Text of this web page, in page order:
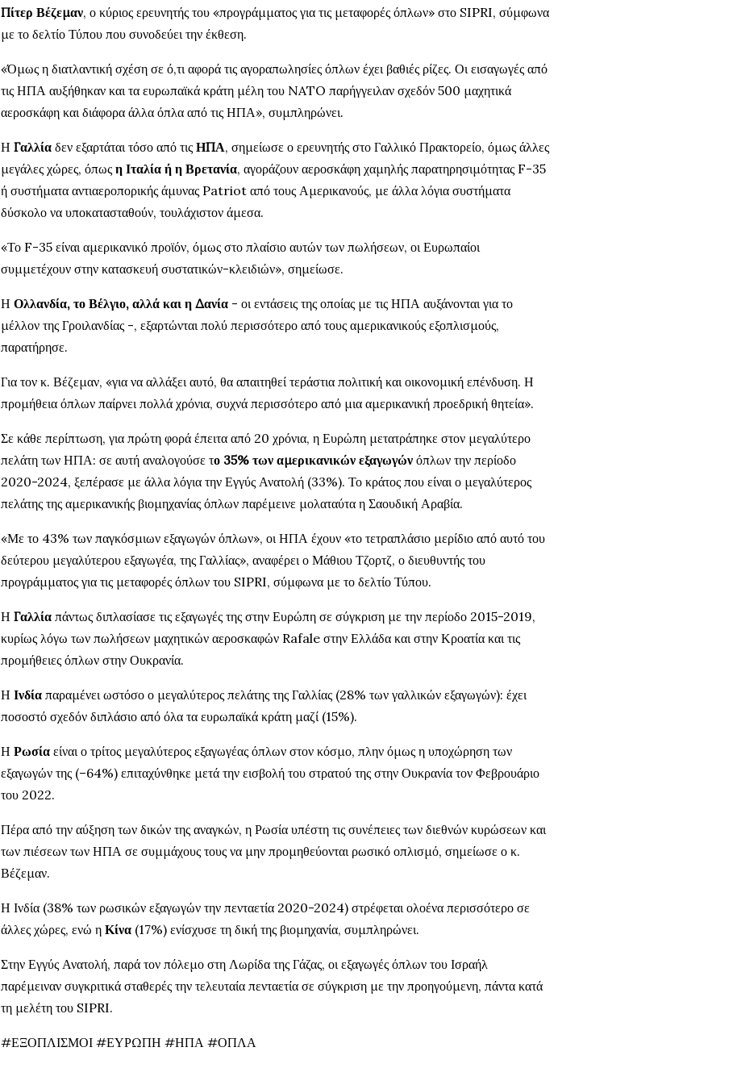
Πίτερ Βέζεμαν, ο κύριος ερευνητής του «προγράμματος για τις μεταφορές όπλων» στο SIPRI, σύμφωνα
με το δελτίο Τύπου που συνοδεύει την έκθεση.
«Όμως η διατλαντική σχέση σε ό,τι αφορά τις αγοραπωλησίες όπλων έχει βαθιές ρίζες. Οι εισαγωγές από
τις ΗΠΑ αυξήθηκαν και τα ευρωπαϊκά κράτη μέλη του NATO παρήγγειλαν σχεδόν 500 μαχητικά
αεροσκάφη και διάφορα άλλα όπλα από τις ΗΠΑ», συμπληρώνει.
Η Γαλλία δεν εξαρτάται τόσο από τις ΗΠΑ, σημείωσε ο ερευνητής στο Γαλλικό Πρακτορείο, όμως άλλες
μεγάλες χώρες, όπως η Ιταλία ή η Βρετανία, αγοράζουν αεροσκάφη χαμηλής παρατηρησιμότητας F-35
ή συστήματα αντιαεροπορικής άμυνας Patriot από τους Αμερικανούς, με άλλα λόγια συστήματα
δύσκολο να υποκατασταθούν, τουλάχιστον άμεσα.
«Το F-35 είναι αμερικανικό προϊόν, όμως στο πλαίσιο αυτών των πωλήσεων, οι Ευρωπαίοι
συμμετέχουν στην κατασκευή συστατικών-κλειδιών», σημείωσε.
Η Ολλανδία, το Βέλγιο, αλλά και η Δανία - οι εντάσεις της οποίας με τις ΗΠΑ αυξάνονται για το
μέλλον της Γροιλανδίας -, εξαρτώνται πολύ περισσότερο από τους αμερικανικούς εξοπλισμούς,
παρατήρησε.
Για τον κ. Βέζεμαν, «για να αλλάξει αυτό, θα απαιτηθεί τεράστια πολιτική και οικονομική επένδυση. Η
προμήθεια όπλων παίρνει πολλά χρόνια, συχνά περισσότερο από μια αμερικανική προεδρική θητεία».
Σε κάθε περίπτωση, για πρώτη φορά έπειτα από 20 χρόνια, η Ευρώπη μετατράπηκε στον μεγαλύτερο
πελάτη των ΗΠΑ: σε αυτή αναλογούσε το 35% των αμερικανικών εξαγωγών όπλων την περίοδο
2020-2024, ξεπέρασε με άλλα λόγια την Εγγύς Ανατολή (33%). Το κράτος που είναι ο μεγαλύτερος
πελάτης της αμερικανικής βιομηχανίας όπλων παρέμεινε μολαταύτα η Σαουδική Αραβία.
«Με το 43% των παγκόσμιων εξαγωγών όπλων», οι ΗΠΑ έχουν «το τετραπλάσιο μερίδιο από αυτό του
δεύτερου μεγαλύτερου εξαγωγέα, της Γαλλίας», αναφέρει ο Μάθιου Τζορτζ, ο διευθυντής του
προγράμματος για τις μεταφορές όπλων του SIPRI, σύμφωνα με το δελτίο Τύπου.
Η Γαλλία πάντως διπλασίασε τις εξαγωγές της στην Ευρώπη σε σύγκριση με την περίοδο 2015-2019,
κυρίως λόγω των πωλήσεων μαχητικών αεροσκαφών Rafale στην Ελλάδα και στην Κροατία και τις
προμήθειες όπλων στην Ουκρανία.
Η Ινδία παραμένει ωστόσο ο μεγαλύτερος πελάτης της Γαλλίας (28% των γαλλικών εξαγωγών): έχει
ποσοστό σχεδόν διπλάσιο από όλα τα ευρωπαϊκά κράτη μαζί (15%).
Η Ρωσία είναι ο τρίτος μεγαλύτερος εξαγωγέας όπλων στον κόσμο, πλην όμως η υποχώρηση των
εξαγωγών της (–64%) επιταχύνθηκε μετά την εισβολή του στρατού της στην Ουκρανία τον Φεβρουάριο
του 2022.
Πέρα από την αύξηση των δικών της αναγκών, η Ρωσία υπέστη τις συνέπειες των διεθνών κυρώσεων και
των πιέσεων των ΗΠΑ σε συμμάχους τους να μην προμηθεύονται ρωσικό οπλισμό, σημείωσε ο κ.
Βέζεμαν.
Η Ινδία (38% των ρωσικών εξαγωγών την πενταετία 2020-2024) στρέφεται ολοένα περισσότερο σε
άλλες χώρες, ενώ η Κίνα (17%) ενίσχυσε τη δική της βιομηχανία, συμπληρώνει.
Στην Εγγύς Ανατολή, παρά τον πόλεμο στη Λωρίδα της Γάζας, οι εξαγωγές όπλων του Ισραήλ
παρέμειναν συγκριτικά σταθερές την τελευταία πενταετία σε σύγκριση με την προηγούμενη, πάντα κατά
τη μελέτη του SIPRI.
#ΕΞΟΠΛΙΣΜΟΙ #ΕΥΡΩΠΗ #ΗΠΑ #ΟΠΛΑ